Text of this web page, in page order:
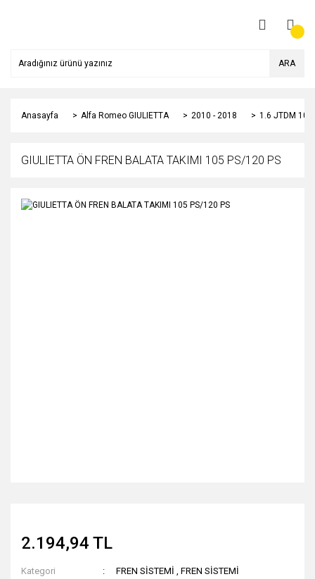
ARA
Anasayfa Alfa Romeo GIULIETTA 2010 - 2018 1.6 JTDM 105
GIULIETTA ÖN FREN BALATA TAKIMI 105 PS/120 PS
2.194,94 TL
Kategori FREN SİSTEMİ ,FREN SİSTEMİ